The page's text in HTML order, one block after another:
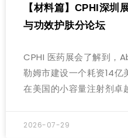
【材料篇】CPHI深
与功效护肤分论坛
CPHI 医药展会了解到，
勒姆市建设一个耗资14
在美国的小容量注射剂卓
2026-07-29